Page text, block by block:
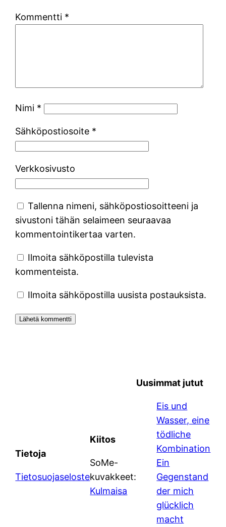
Kommentti *
Nimi *
Sähköpostiosoite *
Verkkosivusto
Tallenna nimeni, sähköpostiosoitteeni ja
sivustoni tähän selaimeen seuraavaa
kommentointikertaa varten.
Ilmoita sähköpostilla tulevista
kommenteista.
Ilmoita sähköpostilla uusista postauksista.
Tietoja
Tietosuojaseloste
Kiitos
SoMe-
kuvakkeet:
Kulmaisa
Uusimmat jutut
Eis und
Wasser, eine
tödliche
Kombination
Ein
Gegenstand
der mich
glücklich
macht